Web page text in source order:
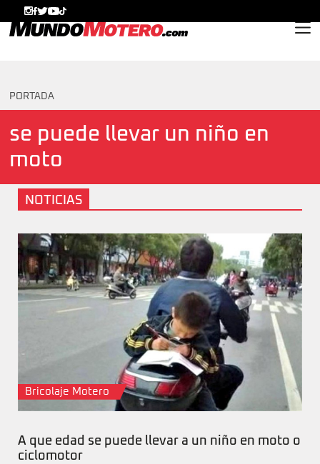
PORTADA
se puede llevar un niño en
moto
NOTICIAS
Bricolaje Motero
A que edad se puede llevar a un niño en moto o
ciclomotor